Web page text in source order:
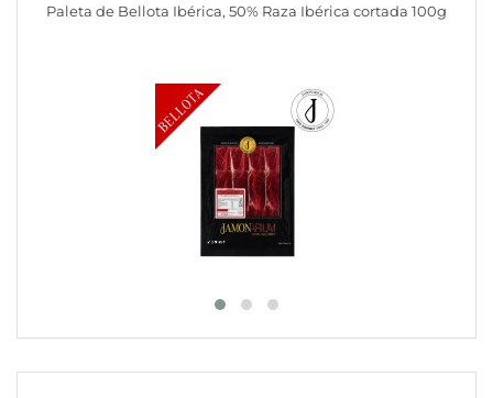
Paleta de Bellota Ibérica, 50% Raza Ibérica cortada 100g